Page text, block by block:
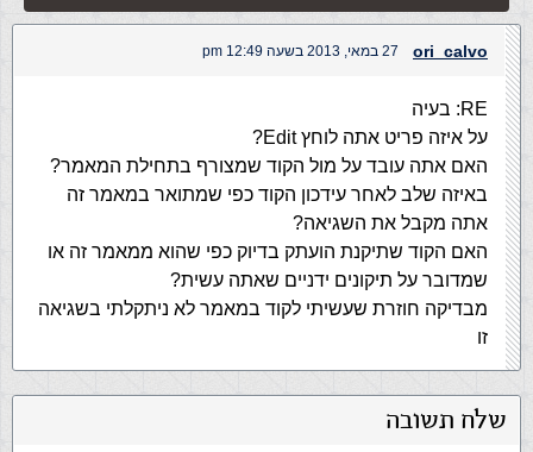
ori_calvo 27 במאי, 2013 בשעה 12:49 pm
RE: בעיה
על איזה פריט אתה לוחץ Edit?
האם אתה עובד על מול הקוד שמצורף בתחילת המאמר?
באיזה שלב לאחר עידכון הקוד כפי שמתואר במאמר זה
אתה מקבל את השגיאה?
האם הקוד שתיקנת הועתק בדיוק כפי שהוא ממאמר זה או
שמדובר על תיקונים ידניים שאתה עשית?
מבדיקה חוזרת שעשיתי לקוד במאמר לא ניתקלתי בשגיאה
זו
שלח תשובה